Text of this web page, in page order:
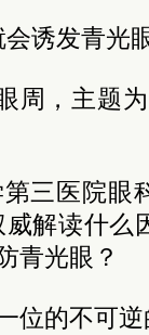
诱发青光
周，主题
三医院眼
解读什么
青光眼？
位的不可